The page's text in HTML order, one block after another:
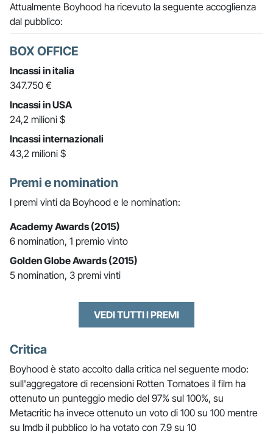
Attualmente Boyhood ha ricevuto la seguente accoglienza
dal pubblico:
BOX OFFICE
Incassi in italia
347.750 €
Incassi in USA
24,2 milioni $
Incassi internazionali
43,2 milioni $
Premi e nomination
I premi vinti da Boyhood e le nomination:
Academy Awards (2015)
6 nomination, 1 premio vinto
Golden Globe Awards (2015)
5 nomination, 3 premi vinti
VEDI TUTTI I PREMI
Critica
Boyhood è stato accolto dalla critica nel seguente modo:
sull'aggregatore di recensioni Rotten Tomatoes il film ha
ottenuto un punteggio medio del 97% sul 100%, su
Metacritic ha invece ottenuto un voto di 100 su 100 mentre
su Imdb il pubblico lo ha votato con 7.9 su 10